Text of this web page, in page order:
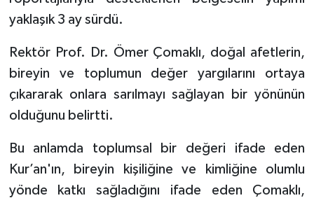
yaklaşık 3 ay sürdü.
Rektör Prof. Dr. Ömer Çomaklı, doğal afetlerin,
bireyin ve toplumun değer yargılarını ortaya
çıkararak onlara sarılmayı sağlayan bir yönünün
olduğunu belirtti.
Bu anlamda toplumsal bir değeri ifade eden
Kur’an'ın, bireyin kişiliğine ve kimliğine olumlu
yönde katkı sağladığını ifade eden Çomaklı,
Çankırı Müftülüğü
Denizli Müftülüğü
Düzce Müftülüğü
Bilim, Teknoloji
Diyanet TV
YAŞAM